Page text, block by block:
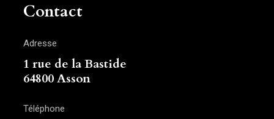
Contact
Adresse
1 rue de la Bastide
64800 Asson
Téléphone